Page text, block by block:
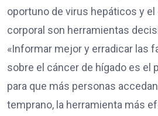
oportuno de virus hepáticos y
corporal son herramientas
«Informar mejor y erradicar las
sobre el cáncer de hígado es el
para que más personas
temprano, la herramienta más